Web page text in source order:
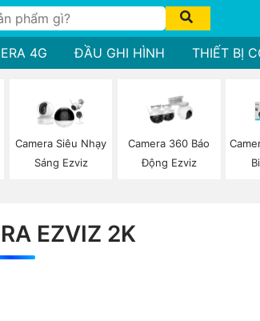
4G ĐẦU GHI HÌNH THIẾT BỊ
Camera Siêu Nhạy
Sáng Ezviz
Camera 360 Báo
Động Ezviz
EZVIZ 2K